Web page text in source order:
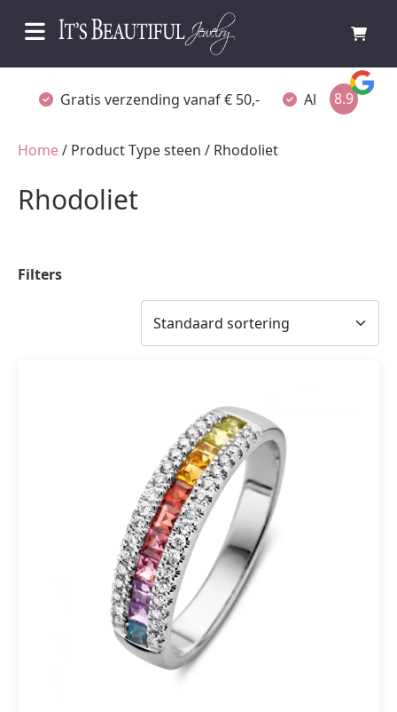
Gratis verzending vanaf € 50,- Altijd verpakt
8.9
Home/ Product Type steen / Rhodoliet
Rhodoliet
Filters